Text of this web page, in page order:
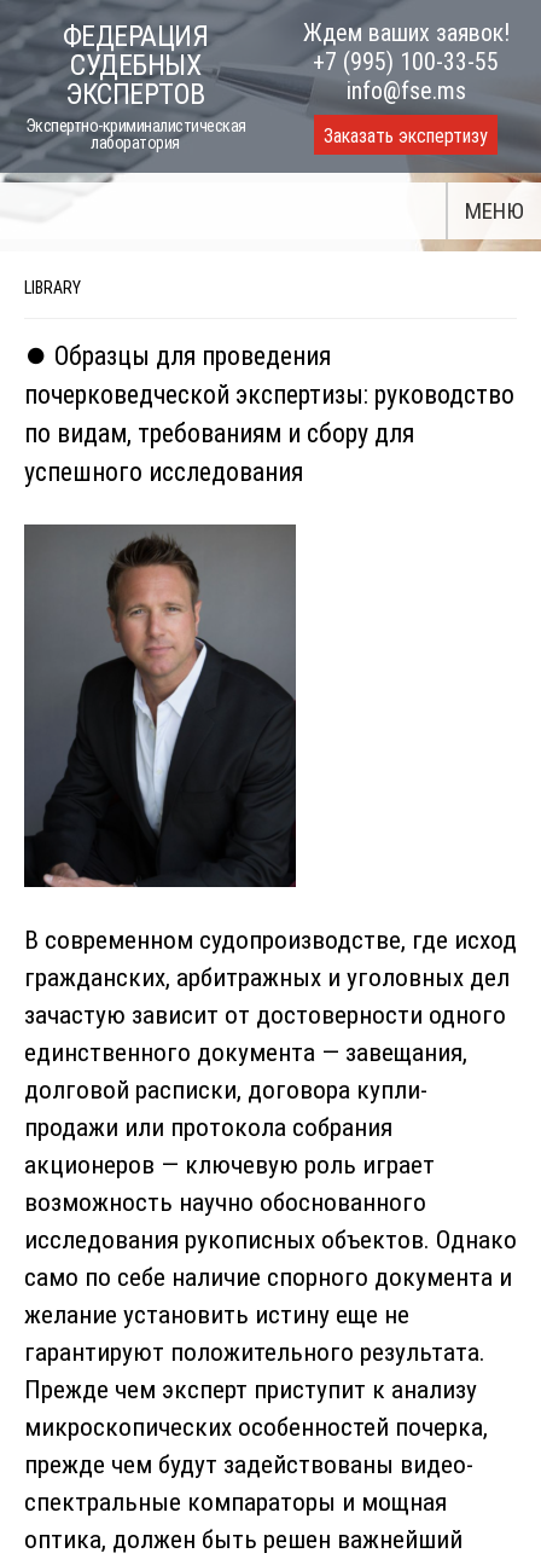
to
content
ФЕДЕРАЦИЯ
СУДЕБНЫХ
ЭКСПЕРТОВ
Экспертно-криминалистическая
лаборатория
Ждем ваших заявок!
+7 (995) 100-33-55
info@fse.ms
Заказать экспертизу
МЕНЮ
LIBRARY
⏺️ Образцы для проведения
почерковедческой экспертизы: руководство
по видам, требованиям и сбору для
успешного исследования
В современном судопроизводстве, где исход
гражданских, арбитражных и уголовных дел
зачастую зависит от достоверности одного
единственного документа — завещания,
долговой расписки, договора купли-
продажи или протокола собрания
акционеров — ключевую роль играет
возможность научно обоснованного
исследования рукописных объектов. Однако
само по себе наличие спорного документа и
желание установить истину еще не
гарантируют положительного результата.
Прежде чем эксперт приступит к анализу
микроскопических особенностей почерка,
прежде чем будут задействованы видео-
спектральные компараторы и мощная
оптика, должен быть решен важнейший